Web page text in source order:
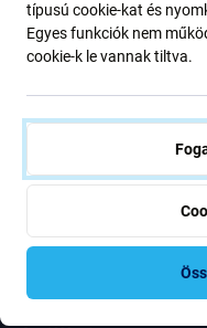
16 éves vagyok
Egyetértek azzal, hogy
típusú cookie-kat és
Egyes funkciók nem
cookie-k le vannak tiltva.